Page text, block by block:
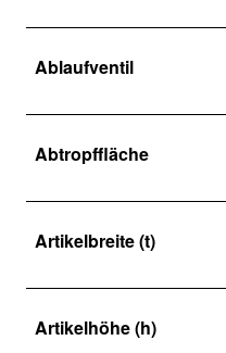
Ablaufventil
Abtropffläche
Artikelbreite (t)
Artikelhöhe (h)